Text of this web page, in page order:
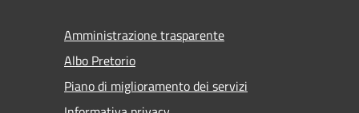
Amministrazione trasparente
Albo Pretorio
Piano di miglioramento dei servizi